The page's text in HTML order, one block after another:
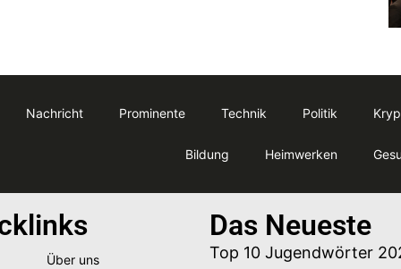
Nachricht Prominente Technik Politik
Bildung Heimwerken
Über uns
Das Neueste
Top 10 Jugendwörter